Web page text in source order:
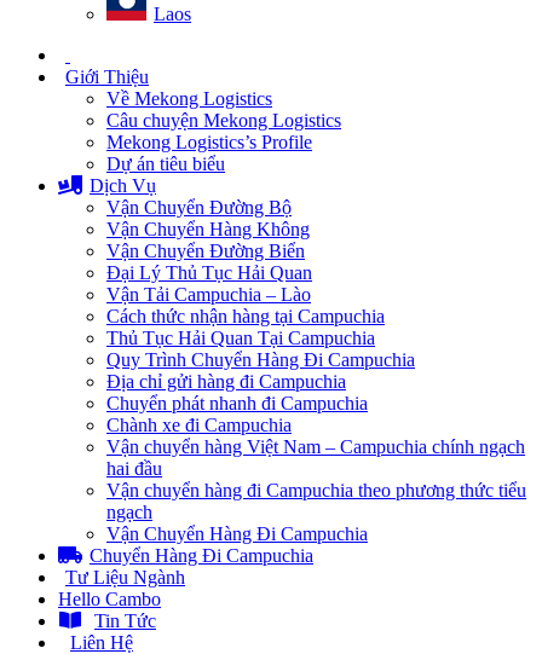
Laos
Giới Thiệu
Về Mekong Logistics
Câu chuyện Mekong Logistics
Mekong Logistics’s Profile
Dự án tiêu biểu
Dịch Vụ
Vận Chuyển Đường Bộ
Vận Chuyển Hàng Không
Vận Chuyển Đường Biển
Đại Lý Thủ Tục Hải Quan
Vận Tải Campuchia – Lào
Cách thức nhận hàng tại Campuchia
Thủ Tục Hải Quan Tại Campuchia
Quy Trình Chuyển Hàng Đi Campuchia
Địa chỉ gửi hàng đi Campuchia
Chuyển phát nhanh đi Campuchia
Chành xe đi Campuchia
Vận chuyển hàng Việt Nam – Campuchia chính ngạch
hai đầu
Vận chuyển hàng đi Campuchia theo phương thức tiểu
ngạch
Vận Chuyển Hàng Đi Campuchia
Chuyển Hàng Đi Campuchia
Tư Liệu Ngành
Hello Cambo
Tin Tức
Liên Hệ